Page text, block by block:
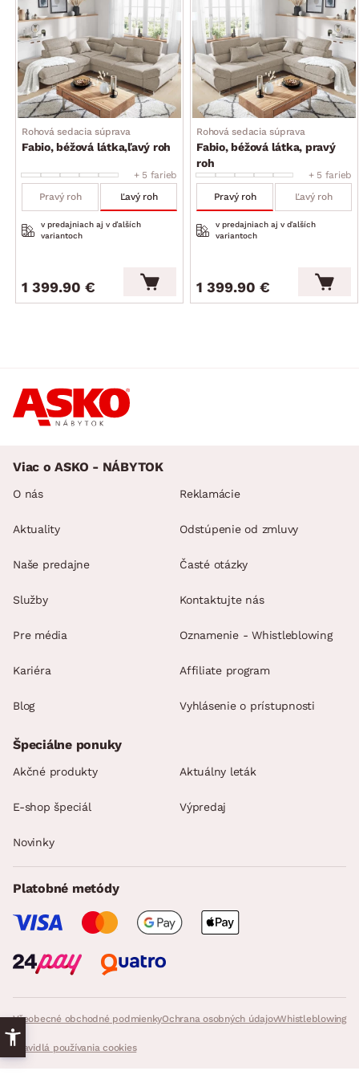
dodávané v čiastočnom demonte
Rohová sedacia súprava
Fabio, béžová látka,ľavý roh
+ 5 farieb
Pravý roh
Ľavý roh
v predajniach aj v ďalších
variantoch
1 399.90 €
Rohová sedacia súprava
Fabio, béžová látka, pravý
roh
+ 5 farieb
Pravý roh
Ľavý roh
v predajniach aj v ďalších
variantoch
1 399.90 €
Viac o ASKO - NÁBYTOK
O nás
Aktuality
Naše predajne
Služby
Pre média
Kariéra
Blog
Reklamácie
Odstúpenie od zmluvy
Časté otázky
Kontaktujte nás
Oznamenie - Whistleblowing
Affiliate program
Vyhlásenie o prístupnosti
Všeobecné obchodné podmienkyOchrana osobných údajovWhistleblowing
Pravidlá používania cookies
Špeciálne ponuky
Akčné produkty Aktuálny leták
E-shop špeciál Výpredaj
Novinky
Platobné metódy